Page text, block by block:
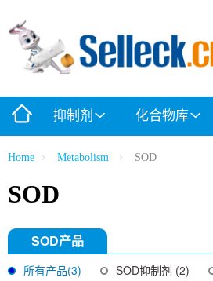
抑制剂 化合物库
Home Metabolism SOD
SOD
SOD产品
所有产品(3) SOD抑制剂 (2)